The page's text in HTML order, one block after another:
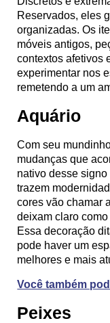
Reservados, eles
organizadas. Os
móveis antigos,
contextos afetivos
experimentar nos
remetendo a um
Aquário
Com seu
mudanças que
nativo desse
trazem
cores vão chamar
deixam claro
Essa decoração
pode haver um
melhores e mais
Você também
Peixes